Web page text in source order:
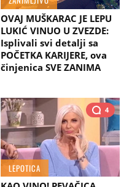
OVAJ MUŠKARAC JE LEPU
LUKIĆ VINUO U ZVEZDE:
Isplivali svi detalji sa
POČETKA KARIJERE, ova
činjenica SVE ZANIMA
4
LEPOTICA